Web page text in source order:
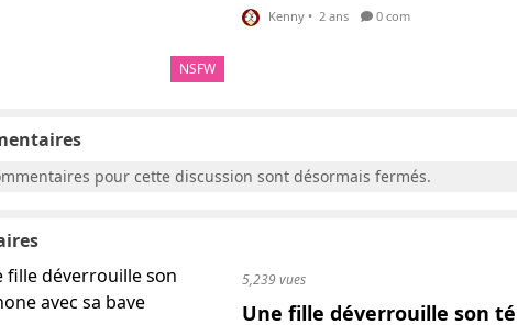
NSFW
Kenny • 2 ans 0 com
pour cette discussion sont désormais fermés.
5,239 vues
Une fille déverrouille son